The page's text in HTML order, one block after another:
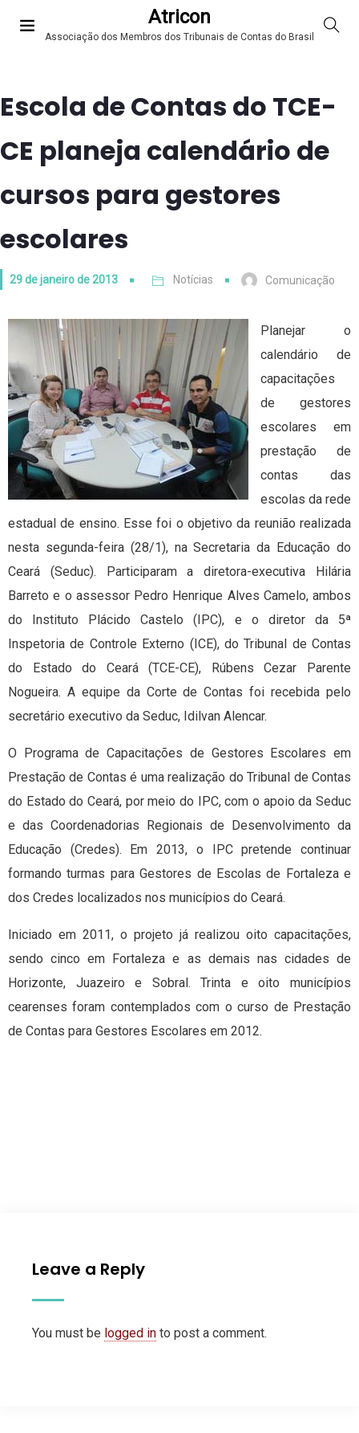
Atricon
Associação dos Membros dos Tribunais de Contas do Brasil
Escola de Contas do TCE-
CE planeja calendário de
cursos para gestores
escolares
29 de janeiro de 2013 Notícias Comunicação
Planejar o
calendário de
capacitações
de gestores
escolares em
prestação de
contas das
escolas da rede
estadual de ensino. Esse foi o objetivo da reunião realizada
nesta segunda-feira (28/1), na Secretaria da Educação do
Ceará (Seduc). Participaram a diretora-executiva Hilária
Barreto e o assessor Pedro Henrique Alves Camelo, ambos
do Instituto Plácido Castelo (IPC), e o diretor da 5ª
Inspetoria de Controle Externo (ICE), do Tribunal de Contas
do Estado do Ceará (TCE-CE), Rúbens Cezar Parente
Nogueira. A equipe da Corte de Contas foi recebida pelo
secretário executivo da Seduc, Idilvan Alencar.
O Programa de Capacitações de Gestores Escolares em
Prestação de Contas é uma realização do Tribunal de Contas
do Estado do Ceará, por meio do IPC, com o apoio da Seduc
e das Coordenadorias Regionais de Desenvolvimento da
Educação (Credes). Em 2013, o IPC pretende continuar
formando turmas para Gestores de Escolas de Fortaleza e
dos Credes localizados nos municípios do Ceará.
Iniciado em 2011, o projeto já realizou oito capacitações,
sendo cinco em Fortaleza e as demais nas cidades de
Horizonte, Juazeiro e Sobral. Trinta e oito municípios
cearenses foram contemplados com o curso de Prestação
de Contas para Gestores Escolares em 2012.
Leave a Reply
You must be logged in to post a comment.